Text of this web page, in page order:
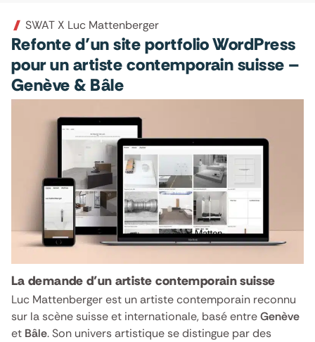
SWAT X Luc Mattenberger
Refonte d’un site portfolio WordPress
pour un artiste contemporain suisse –
Genève & Bâle
La demande d’un artiste contemporain suisse
Luc Mattenberger est un artiste contemporain reconnu
sur la scène suisse et internationale, basé entreGenève
et Bâle. Son univers artistique se distingue par des